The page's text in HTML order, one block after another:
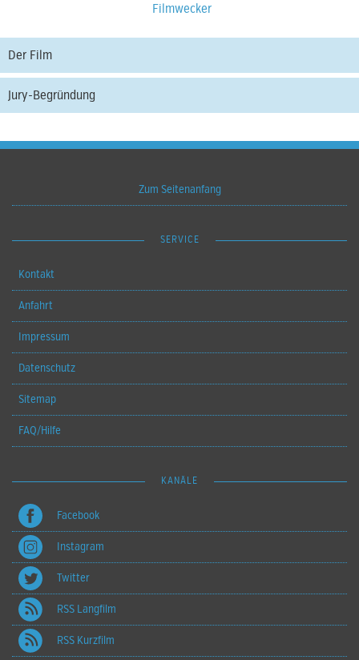
Filmwecker
Der Film
Jury-Begründung
Zum Seitenanfang
SERVICE
Kontakt
Anfahrt
Impressum
Datenschutz
Sitemap
FAQ/Hilfe
KANÄLE
Facebook
Instagram
Twitter
RSS Langfilm
RSS Kurzfilm